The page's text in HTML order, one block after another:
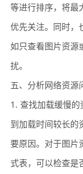
等进行排序，将最
优先关注。同时，
如只查看图片资源
扰。
五、分析网络资源
1. 查找加载缓慢
到加载时间较长的
要原因。对于图片
式表，可以检查是